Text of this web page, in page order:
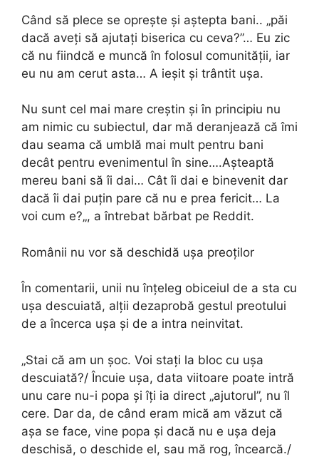
Când să plece se oprește și aștepta bani.. „păi
dacă aveți să ajutați biserica cu ceva?”… Eu zic
că nu fiindcă e muncă în folosul comunității, iar
eu nu am cerut asta… A ieșit și trântit ușa.
Nu sunt cel mai mare creștin și în principiu nu
am nimic cu subiectul, dar mă deranjează că îmi
dau seama că umblă mai mult pentru bani
decât pentru evenimentul în sine….Așteaptă
mereu bani să îi dai… Cât îi dai e binevenit dar
dacă îi dai puțin pare că nu e prea fericit… La
voi cum e?„, a întrebat bărbat pe Reddit.
Românii nu vor să deschidă ușa preoților
În comentarii, unii nu înțeleg obiceiul de a sta cu
ușa descuiată, alții dezaprobă gestul preotului
de a încerca ușa și de a intra neinvitat.
„Stai că am un șoc. Voi stați la bloc cu ușa
descuiată?/ Încuie ușa, data viitoare poate intră
unu care nu-i popa și îți ia direct „ajutorul”, nu îl
cere. Dar da, de când eram mică am văzut că
așa se face, vine popa și dacă nu e ușa deja
deschisă, o deschide el, sau mă rog, încearcă./